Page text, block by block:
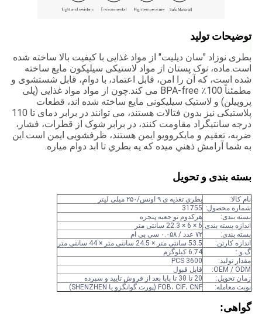
توضیحات تولید
بطری نوزاد "سان دیلیت" از مواد غذایی با کیفیت بالا ساخته شده
است.ماده، نوک پستان از مواد لاستیکی سیلیکون مایع ساخته
شده است، که آن را امن، قابل اعتماد، با دوام، قابل شستشوی و
مطمئناً 100٪ BPA-free می کند.چون از مواد مواد غذایی (پلی
پروپیلن) و لاستیک سیلیکونی مایع ساخته شده اند، قطعات
پلاستیکی نیز بدون فتالات هستند، می توانند در برابر دمای تا 110
درجه سانتیگراد مقاومت کنند، در برابر شوک از قطرات، فشار،
ضربه، تعقیم و مایکروویو ایمن هستند، ظرفشویی ایمن است.اين
به شما آرامش ذهني ميده که يه بطري تا ابد دوام مياره.
بسته بندی و تحویل
نام کالا:
بطری تغذیه ی ۹ اونس/۲۵۰ میلی لیتر
شماره محصول: 31755
بسته بندی:
هرکدوم تو جعبه پنجره
اندازه بسته بندی: 6 × 6 × 22.3 سانتی متر
بسته بندی:
۷۲ عدد / ۰.۰۵۸ سی بی ام
اندازه کارتن:
53.5 سانتی متر × 24.5 سانتی متر × 44 سانتی متر
گ.و.:
6.74 کیلوگرم
مقدار تولید:
3600 PCS
OEM / ODM:
قابل قبول
زمان تحویل:
20 تا 30 تا بابا بعد از فروش تایید و سپرده
نوبت معامله:
FOB، CIF، CNF (پورت گوانگزو یا SHENZHEN)
گواهی: